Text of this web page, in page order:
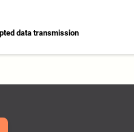
data transmission